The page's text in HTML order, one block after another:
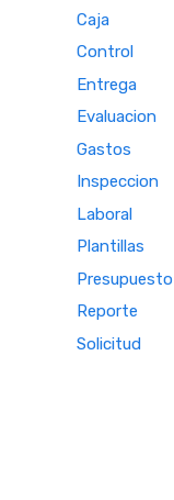
Caja
Control
Entrega
Evaluacion
Gastos
Inspeccion
Laboral
Plantillas
Presupuesto
Reporte
Solicitud